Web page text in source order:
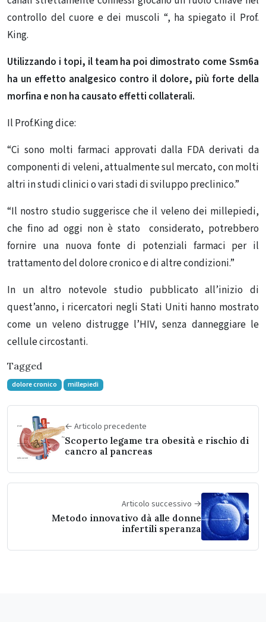
controllo del cuore e dei muscoli “, ha spiegato il Prof.
King.
Utilizzando i topi, il team ha poi dimostrato come Ssm6a
ha un effetto analgesico contro il dolore, più forte della
morfina e non ha causato effetti collaterali.
Il Prof.King dice:
“Ci sono molti farmaci approvati dalla FDA derivati ​​da
componenti di veleni, attualmente sul mercato, con molti
altri in studi clinici o vari stadi di sviluppo preclinico.”
“Il nostro studio suggerisce che il veleno dei millepiedi,
che fino ad oggi non è stato considerato, potrebbero
fornire una nuova fonte di potenziali farmaci per il
trattamento del dolore cronico e di altre condizioni.”
In un altro notevole studio pubblicato all’inizio di
quest’anno, i ricercatori negli Stati Uniti hanno mostrato
come un veleno distrugge l’HIV, senza danneggiare le
cellule circostanti.
Tagged
dolore cronico millepiedi
← Articolo precedente
Scoperto legame tra obesità e rischio di
cancro al pancreas
Articolo successivo →
Metodo innovativo dà alle donne
infertili speranza